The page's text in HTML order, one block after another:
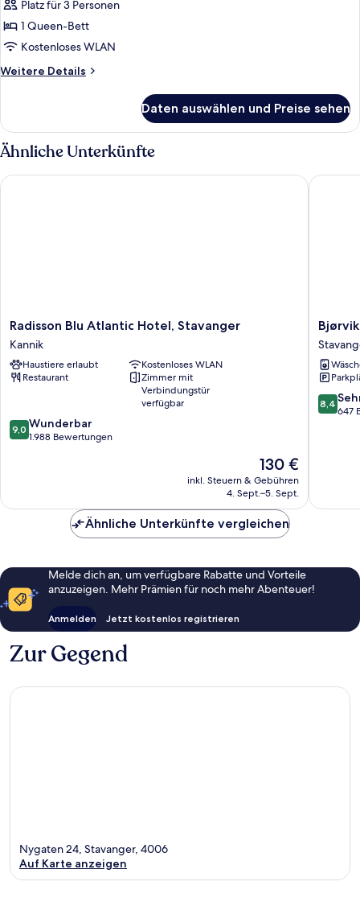
Platz für 3 Personen
1 Queen-Bett
Kostenloses WLAN
Weitere Details
Weitere
Daten auswählen und Preise sehen
Ähnliche Unterkünfte
Radisson
Blu
Atlantic
Hotel,
Stavanger
Radisson Blu Atlantic Hotel, Stavanger
Kannik
Haustiere erlaubt
Kostenloses WLAN
Restaurant
Zimmer mit
Verbindungstür
verfügbar
9.0
von
9,0 Wunderbar
1.988 Bewertungen
Der
Preis
beträgt
130 €
inkl. Steuern & Gebühren
4. Sept.–5. Sept.
Radisson Blu Atlantic Hotel, Stavanger
Bjørvika
-
Sirkus
Renaa
8.4
von
8,4
647
Bjørvika
Ähnliche Unterkünfte vergleichen
Melde dich an, um verfügbare Rabatte und Vorteile
anzuzeigen. Mehr Prämien für noch mehr Abenteuer!
Anmelden Jetzt kostenlos registrieren
Zur Gegend
Nygaten 24, Stavanger, 4006
Auf Karte anzeigen